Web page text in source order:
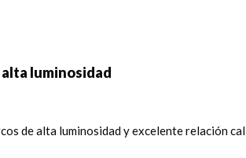
alta luminosidad
de alta luminosidad y excelente relación